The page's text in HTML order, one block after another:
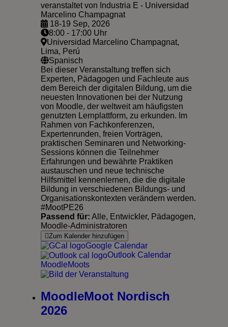
veranstaltet von Industria E - Universidad
Marcelino Champagnat
18-19 Sep, 2026
8:00 - 17:00 Uhr
Universidad Marcelino Champagnat,
Lima, Perú
Spanisch
Bei dieser Veranstaltung treffen sich
Experten, Pädagogen und Fachleute aus
dem Bereich der digitalen Bildung, um die
neuesten Innovationen bei der Nutzung
von Moodle, der weltweit am häufigsten
genutzten Lernplattform, zu erkunden. Im
Rahmen von Fachkonferenzen,
Expertenrunden, freien Vorträgen,
praktischen Seminaren und Networking-
Sessions können die Teilnehmer
Erfahrungen und bewährte Praktiken
austauschen und neue technische
Hilfsmittel kennenlernen, die die digitale
Bildung in verschiedenen Bildungs- und
Organisationskontexten verändern werden.
#MootPE26
Passend für: Alle, Entwickler, Pädagogen,
Moodle-Administratoren
Zum Kalender hinzufügen
Google Calendar
Outlook Calendar
MoodleMoots
MoodleMoot Nordisch
2026